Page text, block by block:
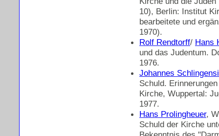
10), Berlin: Institut
bearbeitete und
1970).
Rolf Rendtorff/ Hans
und das Judentum.
1976.
Johannes
Schuld.
Kirche, Wuppertal:
1977.
Hans Prolingheuer,
Schuld der Kirche